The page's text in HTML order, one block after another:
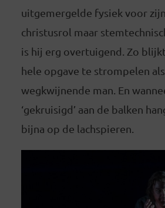
uitgemergelde fysiek voor
christusrol maar
is hij erg overtuigend. Zo
hele opgave te strompelen
wegkwijnende man. En
‘gekruisigd’ aan de balken
bijna op de lachspieren.